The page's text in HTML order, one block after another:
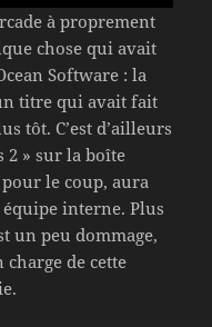
à proprement
chose qui avait
Software : la
titre qui avait fait
tôt. C’est d’ailleurs
2 » sur la boîte
le coup, aura
interne. Plus
un peu dommage,
de cette